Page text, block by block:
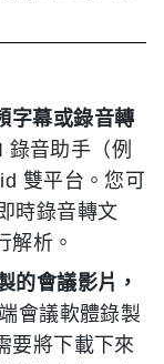
字幕或錄音轉
錄音助手（例
雙平台。您可
時錄音轉文
解析。
的會議影片，
會議軟體錄製
要將下載下來